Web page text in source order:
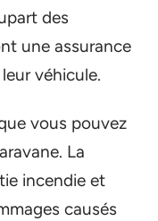
des
une assurance
véhicule.
vous pouvez
La
incendie et
causés